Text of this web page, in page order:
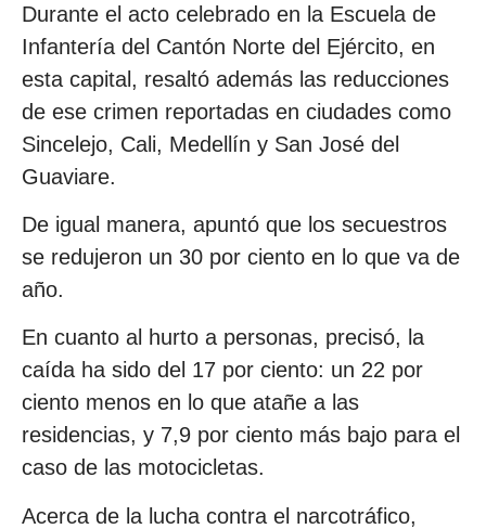
Durante el acto celebrado en la Escuela de
Infantería del Cantón Norte del Ejército, en
esta capital, resaltó además las reducciones
de ese crimen reportadas en ciudades como
Sincelejo, Cali, Medellín y San José del
Guaviare.
De igual manera, apuntó que los secuestros
se redujeron un 30 por ciento en lo que va de
año.
En cuanto al hurto a personas, precisó, la
caída ha sido del 17 por ciento: un 22 por
ciento menos en lo que atañe a las
residencias, y 7,9 por ciento más bajo para el
caso de las motocicletas.
Acerca de la lucha contra el narcotráfico,